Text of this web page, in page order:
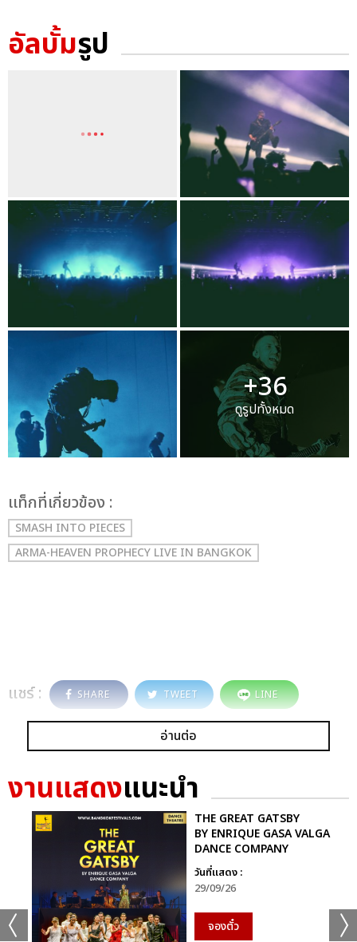
อัลบั้มรูป
+36
ดูรูปทั้งหมด
เเท็กที่เกี่ยวข้อง :
SMASH INTO PIECES
ARMA-HEAVEN PROPHECY LIVE IN BANGKOK
แชร์ : SHARE TWEET LINE
อ่านต่อ
งานแสดงแนะนำ
THE GREAT GATSBY
BY ENRIQUE GASA VALGA
DANCE COMPANY
วันที่แสดง :
29/09/26
จองตั๋ว